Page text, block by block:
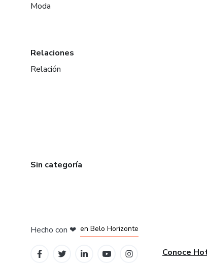
Moda
Relaciones
Relación
Sin categoría
Hecho con ❤ en Belo Horizonte
Conoce